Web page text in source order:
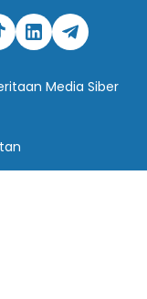
Media Siber